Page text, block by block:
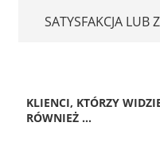
SATYSFAKCJA
KLIENCI, KTÓRZY
RÓWNIEŻ ...